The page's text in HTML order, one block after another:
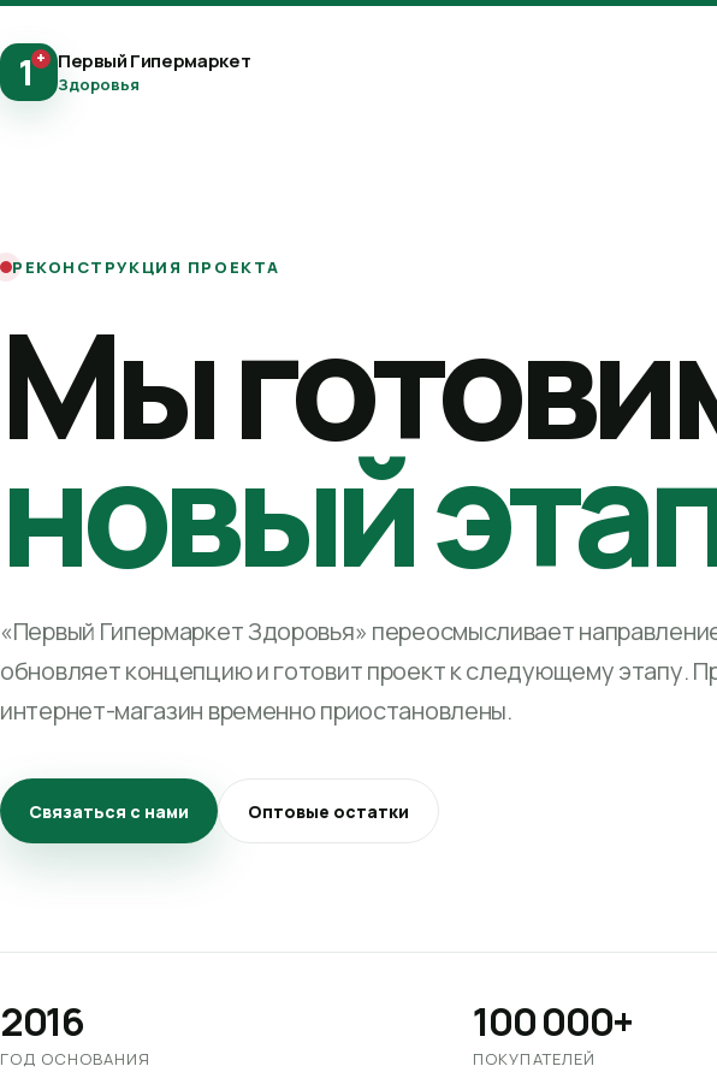
1+ Первый Гипермаркет
Здоровья
РЕКОНСТРУКЦИЯ ПРОЕКТА
Мы
новый
«Первый Гипермаркет Здоровья» переосмысливает
обновляет концепцию и готовит проект к следующему этапу.
интернет-магазин временно приостановлены.
Связаться с нами Оптовые остатки
2016
ГОД ОСНОВАНИЯ
100 000+
ПОКУПАТЕЛЕЙ